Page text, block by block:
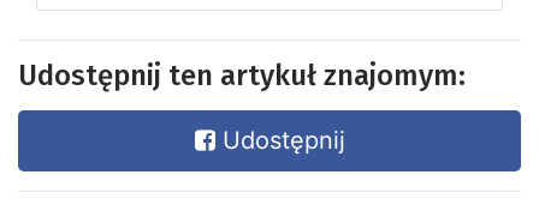
Udostępnij ten artykuł znajomym:
Udostępnij